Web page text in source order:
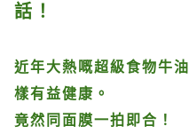
話！
近年大熱嘅超級食物牛
樣有益健康。
竟然同面膜一拍即合！